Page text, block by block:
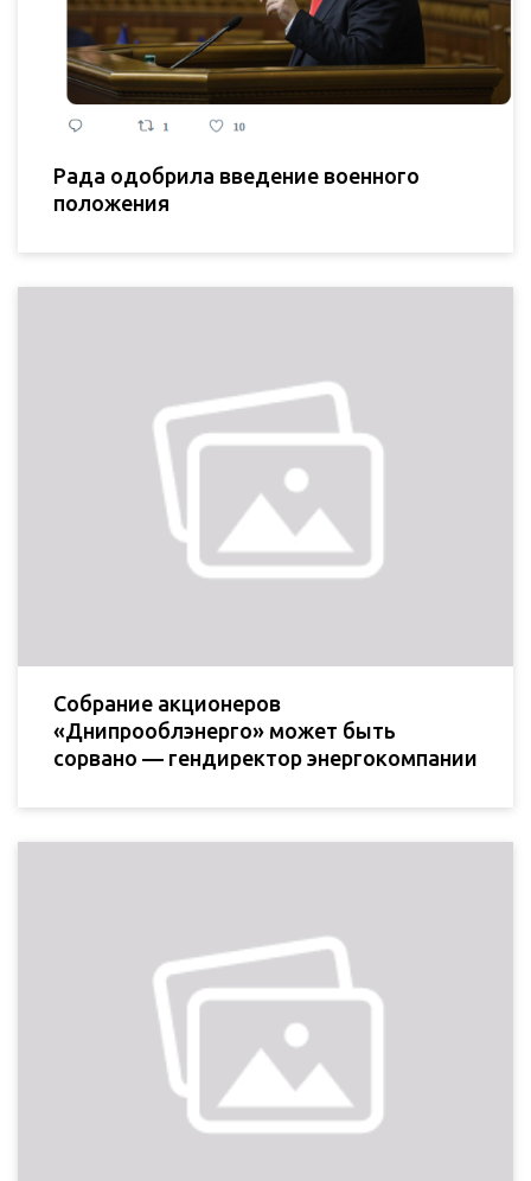
Рада одобрила введение военного
положения
Собрание акционеров
«Днипрооблэнерго» может быть
сорвано — гендиректор энергокомпании